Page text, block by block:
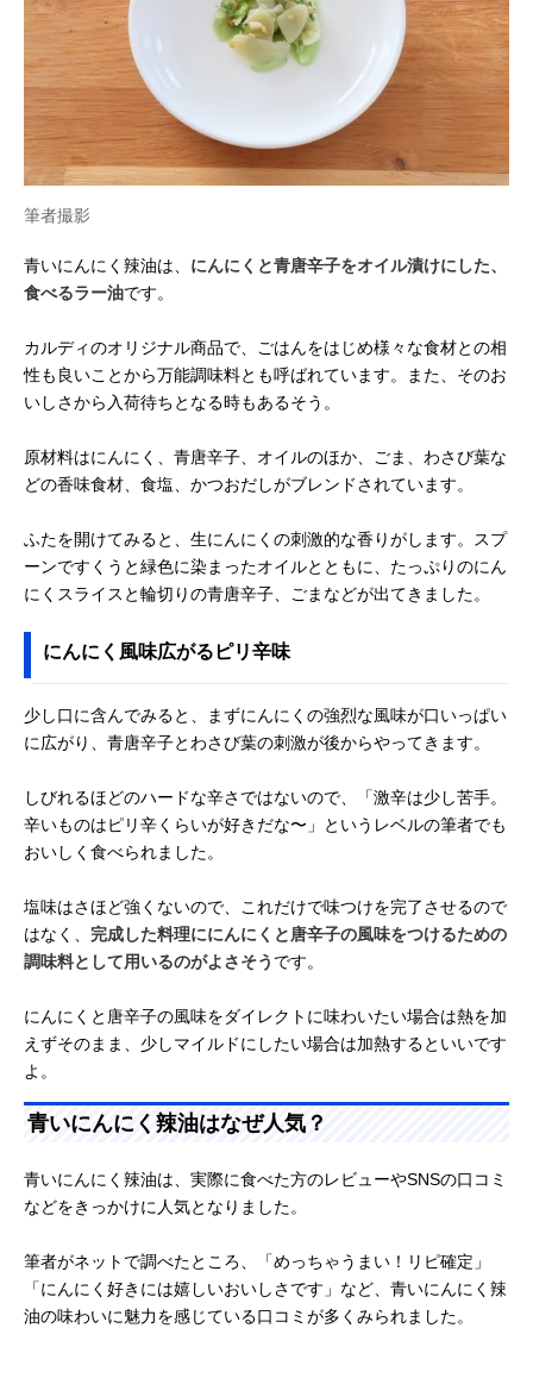
筆者撮影
青いにんにく辣油は、 にんにくと青唐辛子をオイル漬けにした、
食べるラー油です。
カルディのオリジナル商品で、ごはんをはじめ様々な食材との相
性も良いことから万能調味料とも呼ばれています。また、そのお
いしさから入荷待ちとなる時もあるそう。
原材料はにんにく、青唐辛子、オイルのほか、ごま、わさび葉な
どの香味食材、食塩、かつおだしがブレンドされています。
ふたを開けてみると、生にんにくの刺激的な香りがします。スプ
ーンですくうと緑色に染まったオイルとともに、たっぷりのにん
にくスライスと輪切りの青唐辛子、ごまなどが出てきました。
にんにく風味広がるピリ辛味
少し口に含んでみると、まずにんにくの強烈な風味が口いっぱい
に広がり、青唐辛子とわさび葉の刺激が後からやってきます。
しびれるほどのハードな辛さではないので、「激辛は少し苦手。
辛いものはピリ辛くらいが好きだな〜」というレベルの筆者でも
おいしく食べられました。
塩味はさほど強くないので、これだけで味つけを完了させるので
はなく、 完成した料理ににんにくと唐辛子の風味をつけるための
調味料として用いるのがよさそう です。
にんにくと唐辛子の風味をダイレクトに味わいたい場合は熱を加
えずそのまま、少しマイルドにしたい場合は加熱するといいです
よ。
青いにんにく辣油はなぜ人気？
青いにんにく辣油は、実際に食べた方のレビューやSNSの口コミ
などをきっかけに人気となりました。
筆者がネットで調べたところ、「めっちゃうまい！リピ確定」
「にんにく好きには嬉しいおいしさです」など、青いにんにく辣
油の味わいに魅力を感じている口コミが多くみられました。